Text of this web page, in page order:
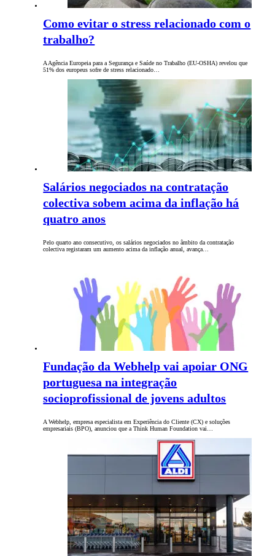
Como evitar o stress relacionado com o
trabalho?
A Agência Europeia para a Segurança e Saúde no Trabalho (EU-OSHA) revelou que
51% dos europeus sofre de stress relacionado…
Salários negociados na contratação
colectiva sobem acima da inflação há
quatro anos
Pelo quarto ano consecutivo, os salários negociados no âmbito da contratação
colectiva registaram um aumento acima da inflação anual, avança…
Fundação da Webhelp vai apoiar ONG
portuguesa na integração
socioprofissional de jovens adultos
A Webhelp, empresa especialista em Experiência do Cliente (CX) e soluções
empresariais (BPO), anunciou que a Think Human Foundation vai…